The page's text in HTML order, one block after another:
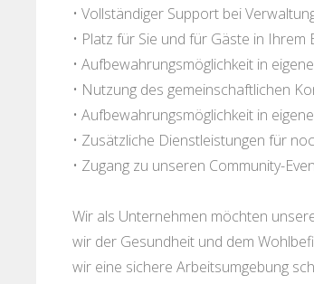
• Vollständiger Support bei
• Platz für Sie und für Gäste in Ihrem
• Aufbewahrungsmöglichkeit in
• Nutzung des gemeinschaftlichen
• Aufbewahrungsmöglichkeit in
• Zusätzliche Dienstleistungen für
• Zugang zu unseren Community-
Wir als Unternehmen möchten
wir der Gesundheit und dem
wir eine sichere Arbeitsumgebung